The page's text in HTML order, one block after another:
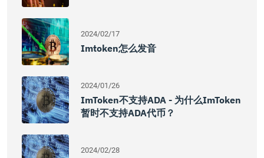
2024/02/17
Imtoken怎么发音
2024/01/26
ImToken不支持ADA - 为什么imToken
暂时不支持ADA代币？
2024/02/28